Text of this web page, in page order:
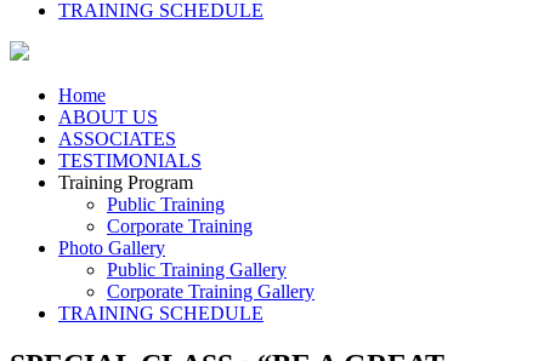
TRAINING SCHEDULE
Home
ABOUT US
ASSOCIATES
TESTIMONIALS
Training Program
Public Training
Corporate Training
Photo Gallery
Public Training Gallery
Corporate Training Gallery
TRAINING SCHEDULE